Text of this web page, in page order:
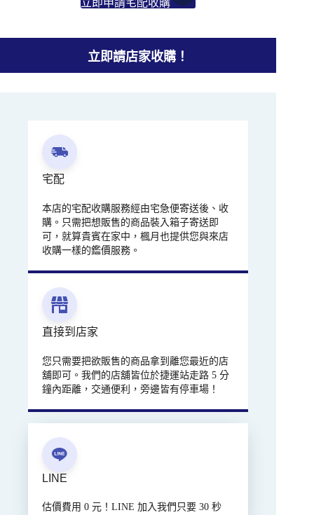
立即請店家收購！
宅配
本店的宅配收購服務經由宅急便寄送後、收
購。只需把想販售的商品裝入箱子寄送即
可，就算貴賓在家中，楓月也提供您與來店
收購一樣的鑑價服務。
直接到店家
您只需要把欲販售的商品拿到離您最近的店
舖即可。我們的店舖皆位於捷運站走路 5 分
鐘內距離，交通便利，旁邊皆有停車場！
LINE
估價費用 0 元！LINE 加入我們只要 30 秒